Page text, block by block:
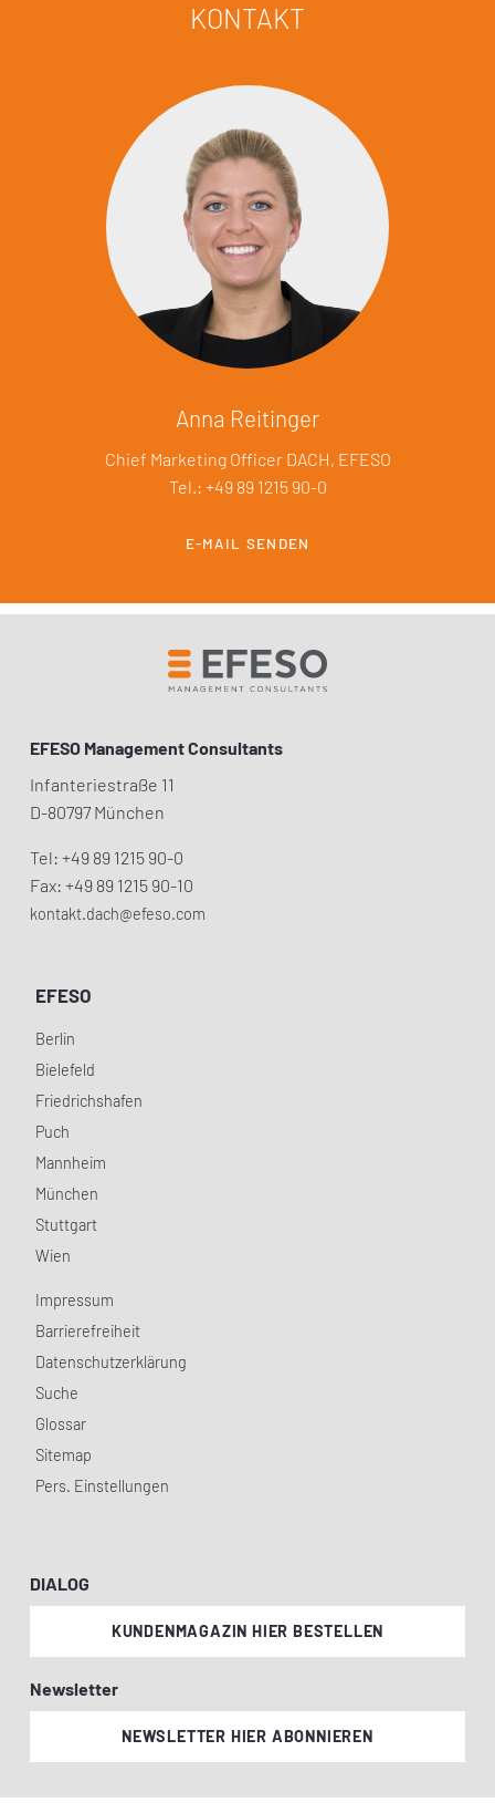
KONTAKT
Anna Reitinger
Chief Marketing Officer DACH, EFESO
Tel.: +49 89 1215 90-0
E-MAIL SENDEN
EFESO Management Consultants
Infanteriestraße 11
D-80797 München
Tel: +49 89 1215 90-0
Fax: +49 89 1215 90-10
kontakt.dach@efeso.com
EFESO
Berlin
Bielefeld
Friedrichshafen
Puch
Mannheim
München
Stuttgart
Wien
Impressum
Barrierefreiheit
Datenschutzerklärung
Suche
Glossar
Sitemap
Pers. Einstellungen
DIALOG
KUNDENMAGAZIN HIER BESTELLEN
Newsletter
NEWSLETTER HIER ABONNIEREN